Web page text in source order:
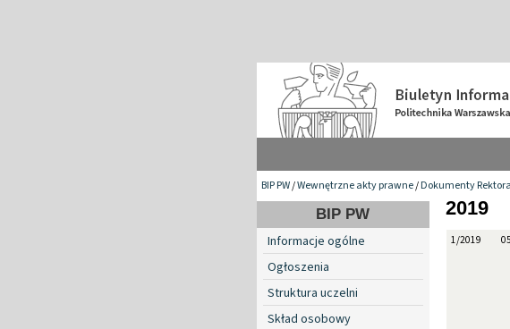
BIP PW/Wewnętrzne akty prawne/Dokumenty
BIP PW
Informacje ogólne
Ogłoszenia
Struktura uczelni
Skład osobowy
2019
1/2019